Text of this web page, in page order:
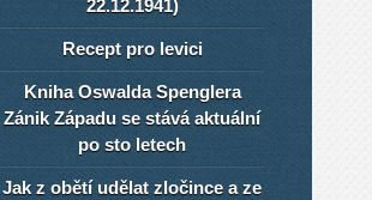
22.12.1941)
Recept pro levici
Kniha Oswalda Spenglera
Zánik Západu se stává aktuální
po sto letech
Jak z obětí udělat zločince a ze